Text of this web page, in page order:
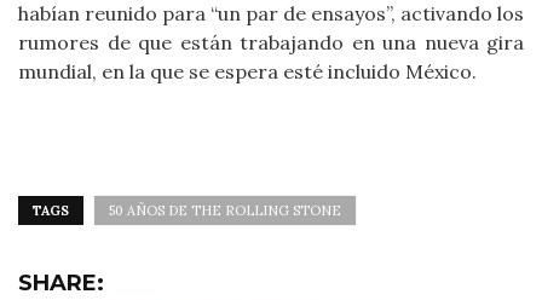
habían reunido para “un par de ensayos”, activando los
rumores de que están trabajando en una nueva gira
mundial, en la que se espera esté incluido México.
TAGS 50 AÑOS DE THE ROLLING STONE
SHARE: